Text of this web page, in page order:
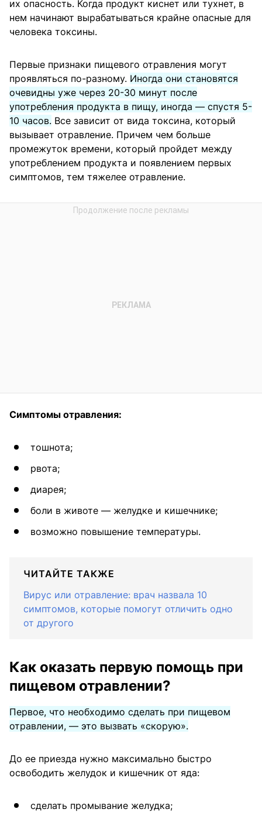
их опасность. Когда продукт киснет или тухнет, в
нем начинают вырабатываться крайне опасные для
человека токсины.
Первые признаки пищевого отравления могут
проявляться по-разному. Иногда они становятся
очевидны уже через 20-30 минут после
употребления продукта в пищу, иногда — спустя 5-
10 часов. Все зависит от вида токсина, который
вызывает отравление. Причем чем больше
промежуток времени, который пройдет между
употреблением продукта и появлением первых
симптомов, тем тяжелее отравление.
Симптомы отравления:
тошнота;
рвота;
диарея;
боли в животе — желудке и кишечнике;
возможно повышение температуры.
ЧИТАЙТЕ ТАКЖЕ
Вирус или отравление: врач назвала 10
симптомов, которые помогут отличить одно
от другого
Как оказать первую помощь при
пищевом отравлении?
Первое, что необходимо сделать при пищевом
отравлении, — это вызвать «скорую».
До ее приезда нужно максимально быстро
освободить желудок и кишечник от яда:
сделать промывание желудка;